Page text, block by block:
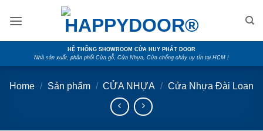
HỆ THỐNG SHOWROOM CỬA HUY PHÁT DOOR
Nhà sản xuất, phân phối Cửa gỗ, Cửa Nhựa, Cửa chống cháy uy tín tại HCM !
Home / Sản phẩm / CỬA NHỰA / Cửa Nhựa Đài Loan